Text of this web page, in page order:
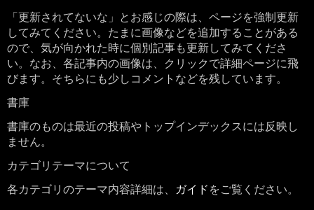
「更新されてないな」とお感じの際は、ページを強制更新
してみてください。たまに画像などを追加することがある
ので、気が向かれた時に個別記事も更新してみてくださ
い。なお、各記事内の画像は、クリックで詳細ページに飛
びます。そちらにも少しコメントなどを残しています。
書庫
書庫のものは最近の投稿やトップインデックスには反映し
ません。
カテゴリテーマについて
各カテゴリのテーマ内容詳細は、
ガイド をご覧ください。